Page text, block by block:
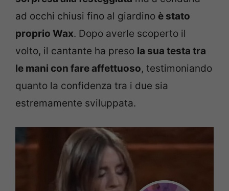
ad occhi chiusi fino al giardino è stato
proprio Wax. Dopo averle scoperto il
volto, il cantante ha preso la sua testa tra
le mani con fare affettuoso, testimoniando
quanto la confidenza tra i due sia
estremamente sviluppata.